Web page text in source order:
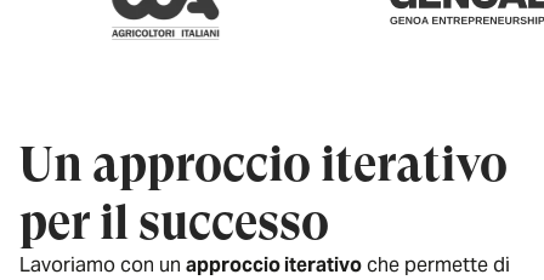
Un approccio iterativo
per il successo
Lavoriamo con un approccio iterativoche permette di